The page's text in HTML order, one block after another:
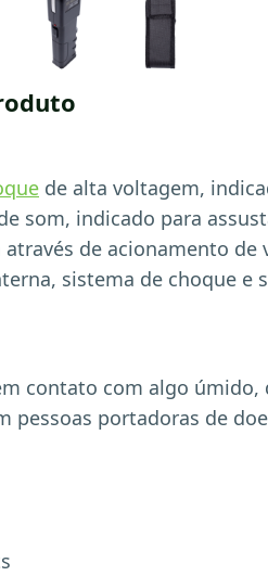
de alta voltagem,
som, indicado para
através de acionamento
sistema de choque e
contato com algo
pessoas portadoras de